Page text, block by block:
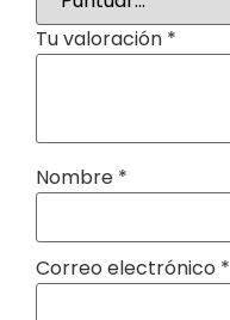
Tu valoración *
Nombre *
Correo electrónico *